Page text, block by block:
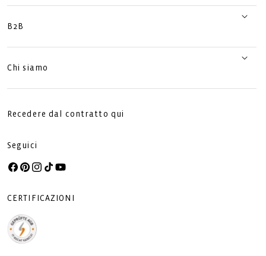
B2B
Chi siamo
Recedere dal contratto qui
Seguici
Facebook
Pinterest
Instagram
TikTokYouTube
CERTIFICAZIONI